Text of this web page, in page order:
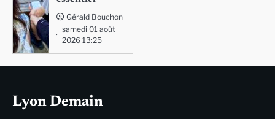
Gérald Bouchon
samedi 01 août
2026 13:25
Lyon Demain